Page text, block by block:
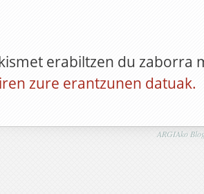
erabiltzen du zaborra
zure erantzunen datuak.
ARGIAko